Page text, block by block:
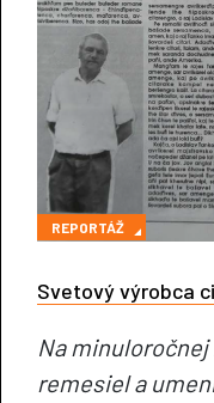
REPORTÁŽ
Svetový výrobca
Na
remesiel a